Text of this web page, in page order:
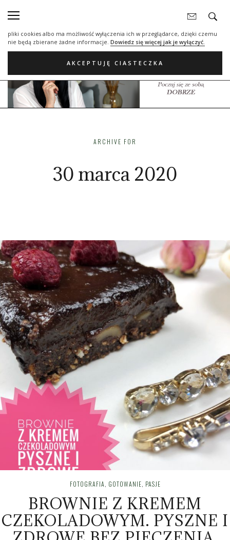
statystycznych, reklamowych oraz funkcjonalnych. Dzięki nim możemy
pliki cookies albo ma możliwość wyłączenia ich w przeglądarce, dzięki czemu
nie będą zbierane żadne informacje. Dowiedz się więcej jak je wyłączyć.
AKCEPTUJĘ CIASTECZKA
ARCHIVE FOR
30 marca 2020
FOTOGRAFIA, GOTOWANIE, PASJE
BROWNIE Z KREMEM
CZEKOLADOWYM. PYSZNE I